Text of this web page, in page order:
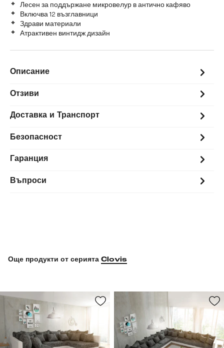
Лесен за поддържане микровелур в антично кафяво
Включва 12 възглавници
Здрави материали
Атрактивен винтидж дизайн
Описание
Отзиви
Доставка и Транспорт
Безопасност
Гаранция
Въпроси
Още продукти от серията Clovis